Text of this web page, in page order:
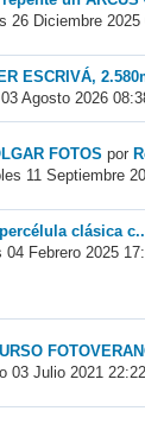
26 Diciembre 2025
ESCRIVÁ,
Agosto 2026
FOTOS por
11 Septiembre
clásica
04 Febrero 2025
03 Julio 2021